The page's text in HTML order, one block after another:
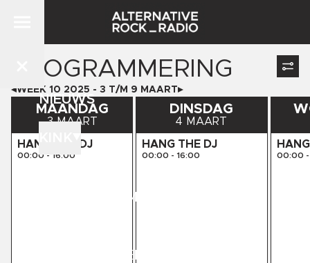
NIEUWS
PROGRAMMERING
KINK PRESENTS
PROGRAMMERING
WEEK 10 2025 - 3 T/M 9 MAART
MAANDAG
3 MAART
HANG THE DJ
00:00 - 16:00
DINSDAG
4 MAART
HANG THE DJ
00:00 - 16:00 00:00 -